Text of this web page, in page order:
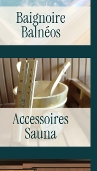
Baignoire
Balnéos
Accessoires
Sauna